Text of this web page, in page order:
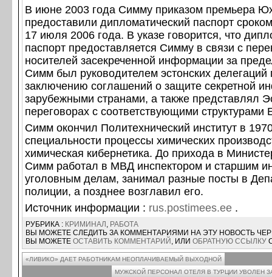
В июне 2003 года Симму приказом премьера
предоставили дипломатический паспорт
17 июля 2006 года. В указе говорится, что
паспорт предоставляется Симму в связи с
носителей засекреченной информации за
Симм был руководителем эстонских делегаций
заключению соглашений о защите секретной
зарубежными странами, а также представлял
переговорах с соответствующими
Симм окончил Политехнический институт в
специальности процессы химических
химическая кибернетика. До прихода в
Симм работал в МВД инспектором и старшим
уголовным делам, занимал разные посты в
полиции, а позднее возглавил его.
Источник информации : rus.postimees.ee .
РУБРИКА : КРИМИНАЛ , РАБОТА
ВЫ МОЖЕТЕ СЛЕДИТЬ ЗА КОММЕНТАРИЯМИ НА ЭТУ НОВОСТЬ
ВЫ МОЖЕТЕ ОСТАВИТЬ КОММЕНТАРИЙ , ИЛИ ОБРАТНУЮ ССЫЛКУ
«ЛИВИКО» ДАЕТ РАБОТНИКАМ НЕОПЛАЧИВАЕМЫЙ ВЫХОДНОЙ
МУЖСКОЙ ПЕРСОНАЛ ОТЕЛЯ В ТУРЦИИ УВОЛЕН